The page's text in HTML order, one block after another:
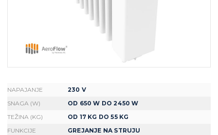
NAPAJANJE
230 V
SNAGA (W)
OD 650 W DO 2450 W
TEŽINA (KG)
OD 17 KG DO 55 KG
FUNKCIJE
GREJANJE NA STRUJU